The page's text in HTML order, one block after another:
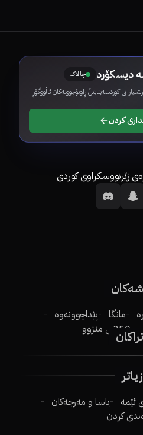
دیسکۆرد چالاک
کوردسەبتایتڵ ڕاوبۆچوونەکان ئاڵووگۆڕ
کردن
ژێرنووسکراوی کوردی
مانگا
پێداچوونەوە
250ـی مێژوو
زیاتر
ئێمە
یاسا و مەرجەکان
کردن